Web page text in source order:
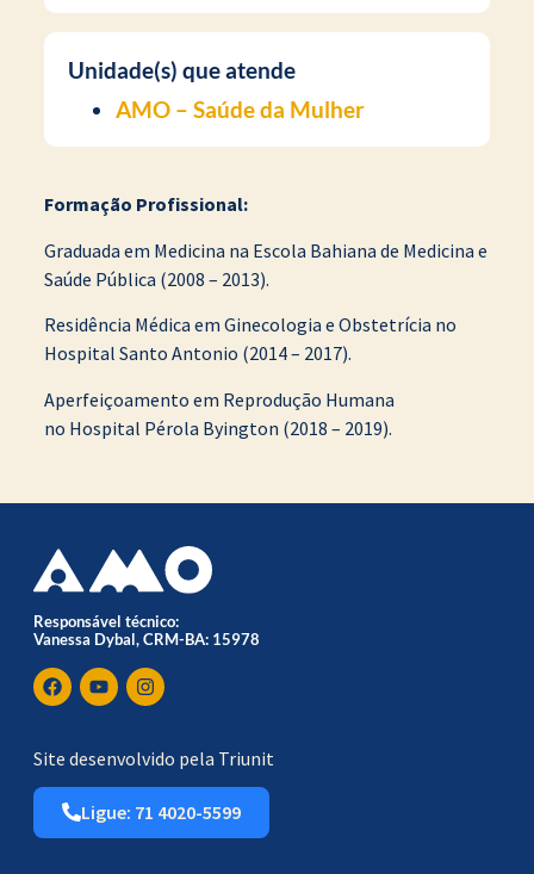
Unidade(s) que atende
AMO – Saúde da Mulher
Formação Profissional:
Graduada em Medicina na Escola Bahiana de Medicina e
Saúde Pública (2008 – 2013).
Residência Médica em Ginecologia e Obstetrícia no
Hospital Santo Antonio (2014 – 2017).
Aperfeiçoamento em Reprodução Humana
no Hospital Pérola Byington (2018 – 2019).
Responsável técnico:
Vanessa Dybal, CRM-BA: 15978
Site desenvolvido pela Triunit
Ligue: 71 4020-5599